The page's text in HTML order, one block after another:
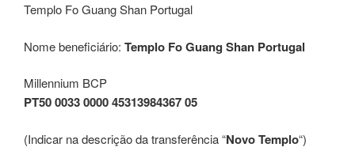
Templo Fo Guang Shan Portugal
Nome beneficiário: Templo Fo Guang Shan Portugal
Millennium BCP
PT50 0033 0000 45313984367 05
(Indicar na descrição da transferência “Novo Templo“)